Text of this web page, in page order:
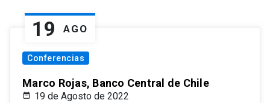
19 AGO
Conferencias
Marco Rojas, Banco Central de Chile
19 de Agosto de 2022